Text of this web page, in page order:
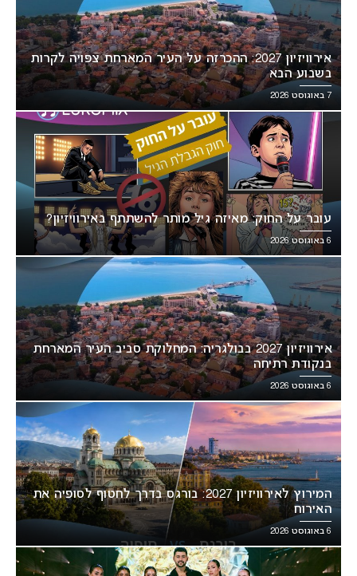
אירוויזיון 2027: ההכרזה על העיר המארחת צפויה לקרות
בשבוע הבא
7 באוגוסט 2026
עובר על החוק: מאיזה גיל מותר להשתתף באירוויזיון?
6 באוגוסט 2026
אירוויזיון 2027 בבולגריה: המחלוקת סביב העיר המארחת
בנקודת רתיחה
6 באוגוסט 2026
המירוץ לאירוויזיון 2027: בורגס בדרך לחטוף לסופיה את
האירוח
6 באוגוסט 2026